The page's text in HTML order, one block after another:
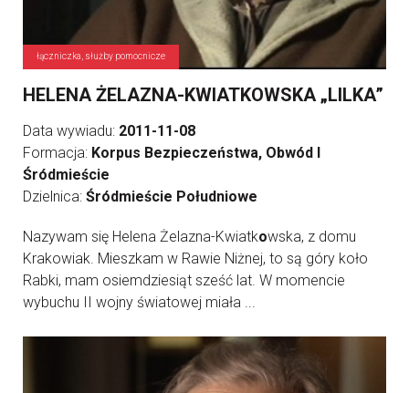
łączniczka, służby pomocnicze
HELENA ŻELAZNA-KWIATKOWSKA „LILKA”
Data wywiadu: 2011-11-08
Formacja: Korpus Bezpieczeństwa, Obwód I
Śródmieście
Dzielnica: Śródmieście Południowe
Nazywam się Helena Żelazna-Kwiatkowska, z domu
Krakowiak. Mieszkam w Rawie Niżnej, to są góry koło
Rabki, mam osiemdziesiąt sześć lat. W momencie
wybuchu II wojny światowej miała ...